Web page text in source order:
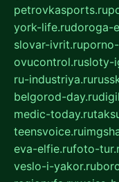
petrovkasports.ru
york-life.rudoroga-
slovar-ivrit.ru
ovucontrol.rusloty-
ru-industriya.ru
belgorod-day.ru
medic-today.ru
teensvoice.ru
eva-elfie.rufoto-
veslo-i-yakor.ru